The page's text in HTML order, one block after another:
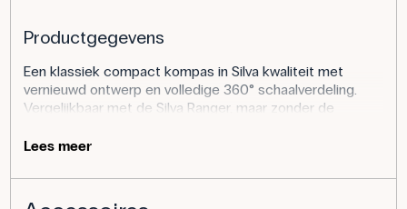
Productgegevens
Een klassiek compact kompas in Silva kwaliteit met
vernieuwd ontwerp en volledige 360° schaalverdeling.
Vergelijkbaar met de Silva Ranger, maar zonder de
richtingaanwijzingen met duidelijke schaalverdelingen op
voor gebruik in het veld voor zowel studenten als
natuurliefhebbers.
Lees meer